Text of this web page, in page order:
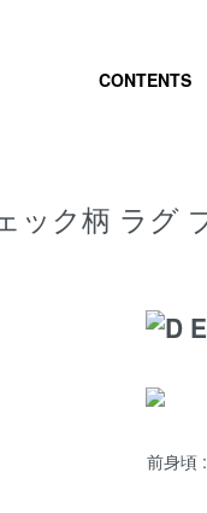
CONTENTS
ック柄 ラグ
前身頃